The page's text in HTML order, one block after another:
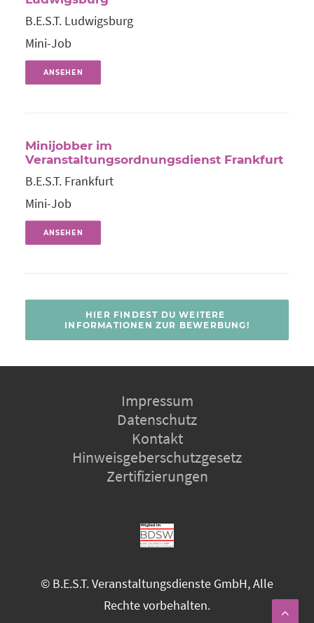
B.E.S.T. Ludwigsburg
Mini-Job
ANSEHEN
Minijobber im
Veranstaltungsordnungsdienst Frankfurt
B.E.S.T. Frankfurt
Mini-Job
ANSEHEN
HIER FINDEST DU WEITERE
INFORMATIONEN ZUR BEWERBUNG!
Impressum
Datenschutz
Kontakt
Hinweisgeberschutzgesetz
Zertifizierungen
© B.E.S.T. Veranstaltungsdienste GmbH, Alle
Rechte vorbehalten.